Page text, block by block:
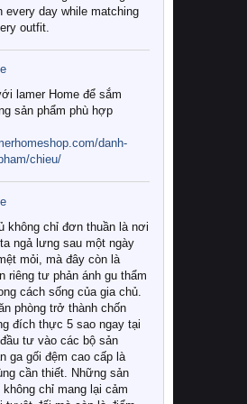
every day while matching
outfit.
lamer Home để sắm
sản phẩm phù hợp
danh-
chieu/
không chỉ đơn thuần là nơi
ngả lưng sau một ngày
mỏi, mà đây còn là
riêng tư phản ánh gu thẩm
cách sống của gia chủ.
phòng trở thành chốn
đích thực 5 sao ngay tại
tư vào các bộ sản
ga gối đệm cao cấp là
cần thiết. Những sản
không chỉ mang lại cảm